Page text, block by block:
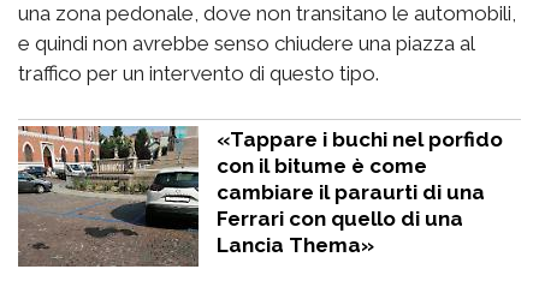
una zona pedonale, dove non transitano le automobili,
e quindi non avrebbe senso chiudere una piazza al
traffico per un intervento di questo tipo.
«Tappare i buchi nel porfido
con il bitume è come
cambiare il paraurti di una
Ferrari con quello di una
Lancia Thema»